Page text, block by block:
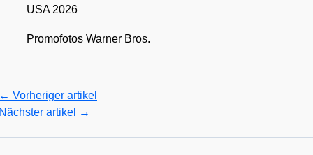
USA 2026
Pro­mo­fo­tos War­ner Bros.
Vorheriger artikel
artikel
→